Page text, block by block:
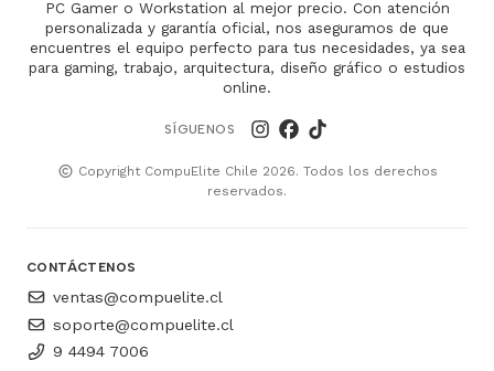
PC Gamer o Workstation al mejor precio. Con atención
personalizada y garantía oficial, nos aseguramos de que
encuentres el equipo perfecto para tus necesidades, ya sea
para gaming, trabajo, arquitectura, diseño gráfico o estudios
online.
SÍGUENOS
Copyright CompuElite Chile 2026. Todos los derechos
reservados.
CONTÁCTENOS
ventas@compuelite.cl
soporte@compuelite.cl
9 4494 7006